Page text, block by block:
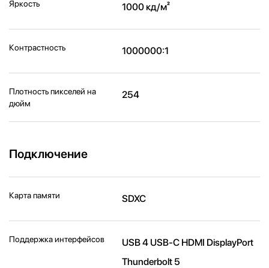
Яркость 1000 кд/м²
Контрастность 1000000:1
Плотность пикселей на
дюйм
254
Подключение
Карта памяти SDXC
Поддержка интерфейсов
USB 4 USB-C HDMI DisplayPort
Thunderbolt 5